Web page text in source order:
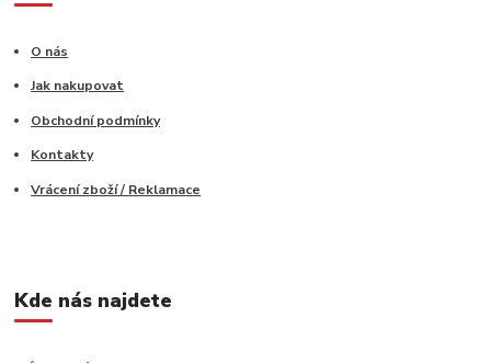
O nás
Jak nakupovat
Obchodní podmínky
Kontakty
Vrácení zboží / Reklamace
Kde nás najdete